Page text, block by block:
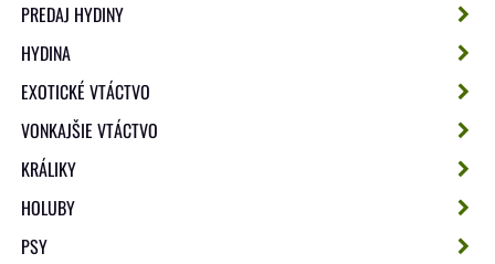
PREDAJ HYDINY
HYDINA
EXOTICKÉ VTÁCTVO
VONKAJŠIE VTÁCTVO
KRÁLIKY
HOLUBY
PSY